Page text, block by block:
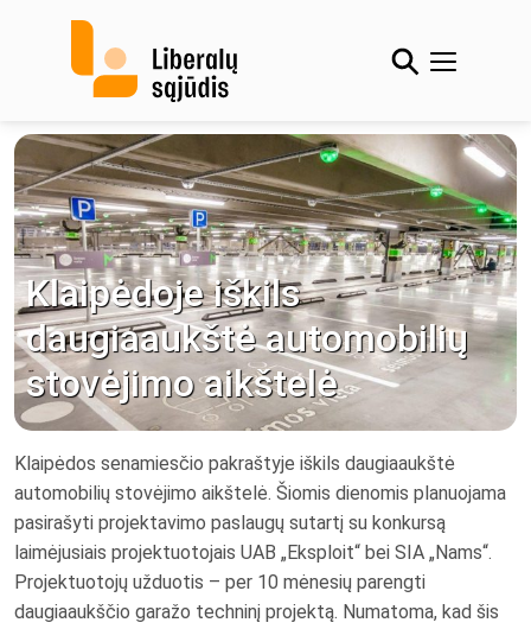
Klaipėdoje iškils
daugiaaukštė automobilių
stovėjimo aikštelė
Klaipėdos senamiesčio pakraštyje iškils daugiaaukštė
automobilių stovėjimo aikštelė. Šiomis dienomis planuojama
pasirašyti projektavimo paslaugų sutartį su konkursą
laimėjusiais projektuotojais UAB „Eksploit“ bei SIA „Nams“.
Projektuotojų užduotis – per 10 mėnesių parengti
daugiaaukščio garažo techninį projektą. Numatoma, kad šis